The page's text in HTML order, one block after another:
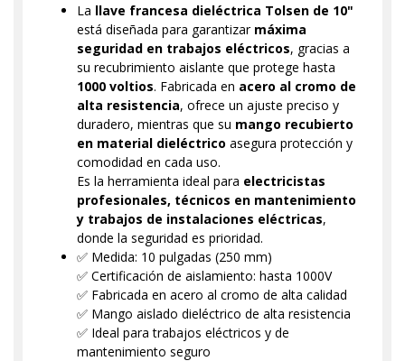
La llave francesa dieléctrica Tolsen de 10"
está diseñada para garantizar máxima
seguridad en trabajos eléctricos, gracias a
su recubrimiento aislante que protege hasta
1000 voltios. Fabricada en acero al cromo de
alta resistencia, ofrece un ajuste preciso y
duradero, mientras que su mango recubierto
en material dieléctrico asegura protección y
comodidad en cada uso.
Es la herramienta ideal para electricistas
profesionales, técnicos en mantenimiento
y trabajos de instalaciones eléctricas,
donde la seguridad es prioridad.
✅ Medida: 10 pulgadas (250 mm)
✅ Certificación de aislamiento: hasta 1000V
✅ Fabricada en acero al cromo de alta calidad
✅ Mango aislado dieléctrico de alta resistencia
✅ Ideal para trabajos eléctricos y de
mantenimiento seguro